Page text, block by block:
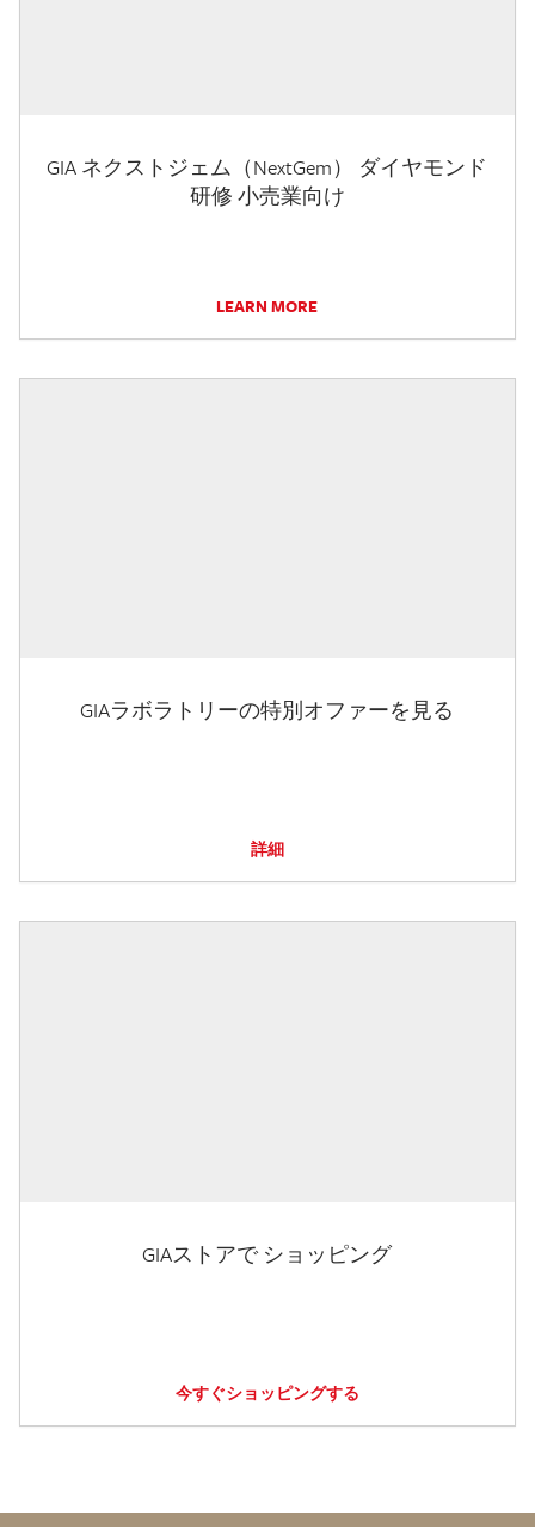
GIA ネクストジェム（NextGem） ダイヤモンド
研修 小売業向け
LEARN MORE
GIAラボラトリーの特別オファーを見る
詳細
GIAストアで ショッピング
今すぐショッピングする